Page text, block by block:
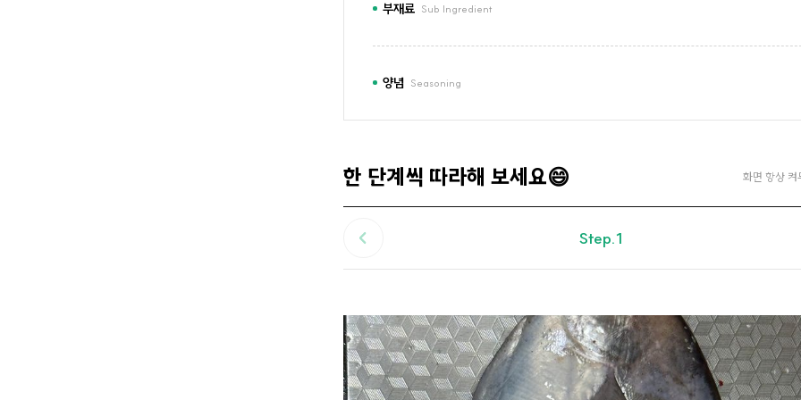
부재료 Sub Ingredient
양념 Seasoning
한 단계씩 따라해 보세요😄 화면 항상 켜
Step.1